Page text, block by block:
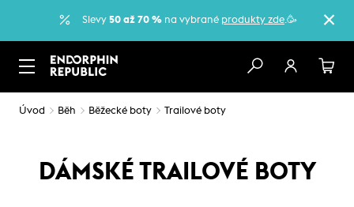
Slevy 50 až 70 % na vybrané produkty zde.🥳
Úvod Běh Běžecké boty Trailové boty
DÁMSKÉ TRAILOVÉ BOTY